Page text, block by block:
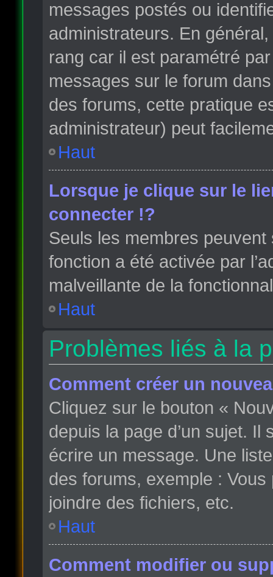
messages postés ou
administrateurs. En
rang car il est paramétré
messages sur le forum
des forums, cette pratique
administrateur) peut
Haut
Lorsque je clique sur le
connecter !?
Seuls les membres
fonction a été activée par
malveillante de la
Haut
Problèmes liés à la
Comment créer un
Cliquez sur le bouton «
depuis la page d’un sujet.
écrire un message. Une
des forums, exemple : Vous
joindre des fichiers, etc.
Haut
Comment modifier ou